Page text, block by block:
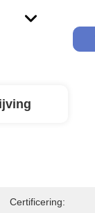
Certificering: